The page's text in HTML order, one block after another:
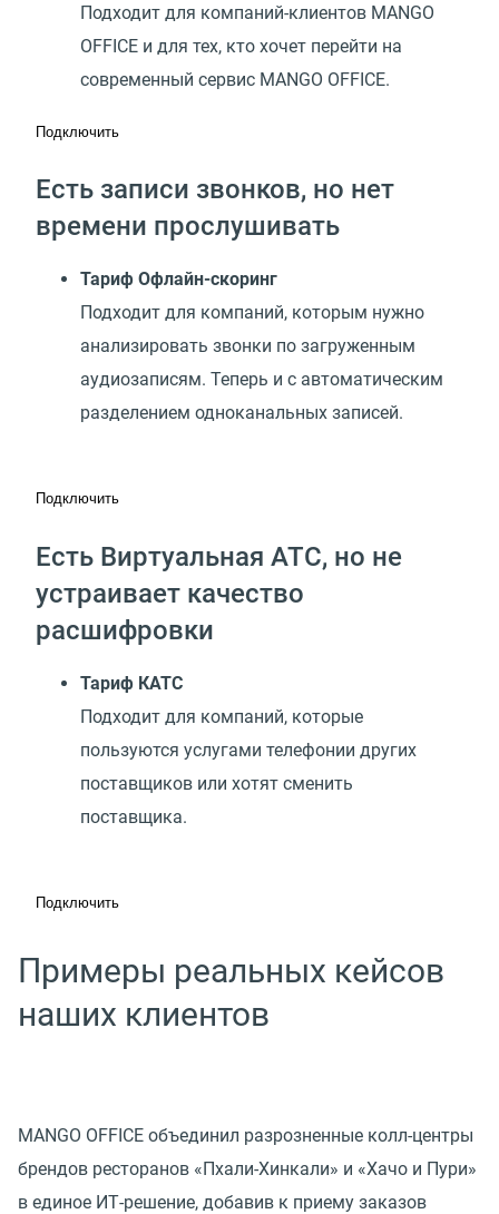
Подходит для компаний-клиентов MANGO
OFFICE и для тех, кто хочет перейти на
современный сервис MANGO OFFICE.
Подключить
Есть записи звонков, но нет
времени прослушивать
Тариф Офлайн-скоринг
Подходит для компаний, которым нужно
анализировать звонки по загруженным
аудиозаписям. Теперь и с автоматическим
разделением одноканальных записей.
Подключить
Есть Виртуальная АТС, но не
устраивает качество
расшифровки
Тариф КАТС
Подходит для компаний, которые
пользуются услугами телефонии других
поставщиков или хотят сменить
поставщика.
Подключить
Примеры реальных кейсов
наших клиентов
MANGO OFFICE объединил разрозненные колл-центры
брендов ресторанов «Пхали-Хинкали» и «Хачо и Пури»
в единое ИТ-решение, добавив к приему заказов